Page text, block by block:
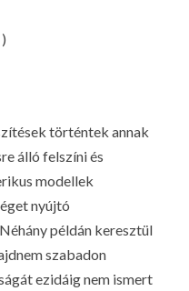
történtek annak
álló felszíni és
modellek
nyújtó
példán keresztül
szabadon
ezidáig nem ismert